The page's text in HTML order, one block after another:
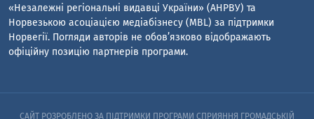
«Незалежні регіональні видавці України» (АНРВУ) та
Норвезькою асоціацією медіабізнесу (MBL) за підтримки
Норвегії. Погляди авторів не обов’язково відображають
офіційну позицію партнерів програми.
САЙТ РОЗРОБЛЕНО ЗА ПІДТРИМКИ ПРОГРАМИ СПРИЯННЯ ГРОМАДСЬКІЙ